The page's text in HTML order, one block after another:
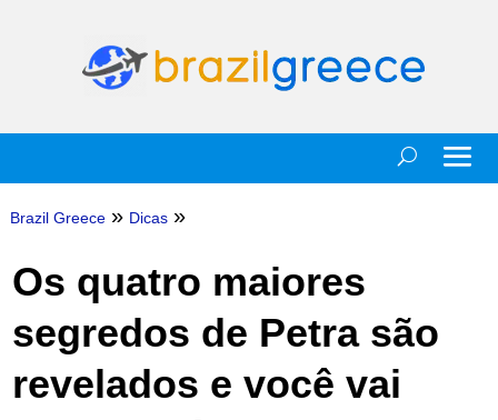
Brazil Greece » Dicas »
Os quatro maiores
segredos de Petra são
revelados e você vai